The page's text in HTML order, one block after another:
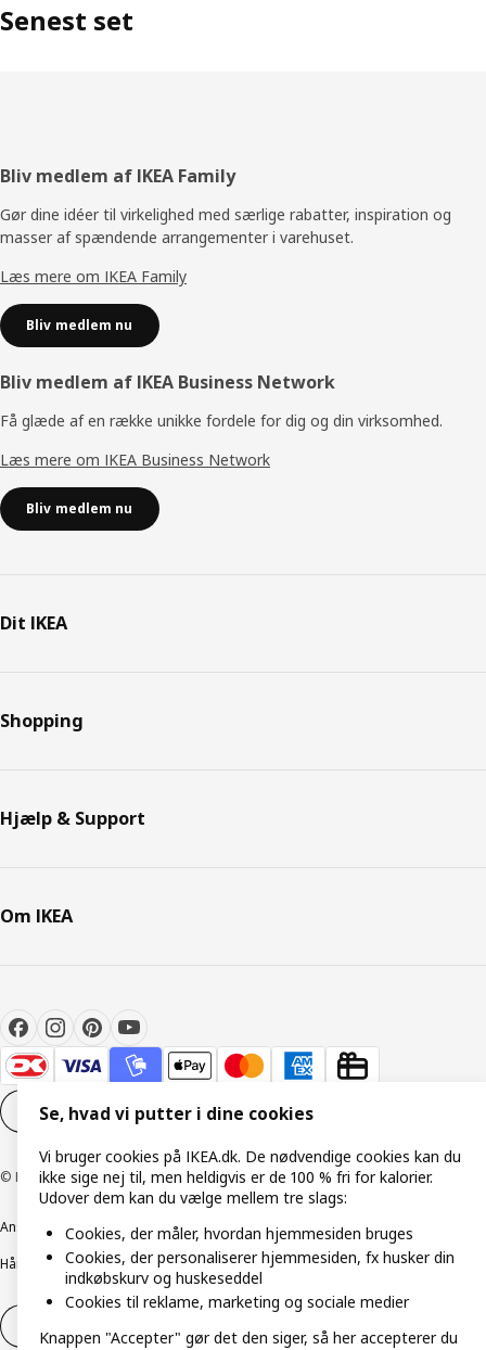
Senest set
Footer
Bliv medlem af IKEA Family
Gør dine idéer til virkelighed med særlige rabatter, inspiration og
masser af spændende arrangementer i varehuset.
Læs mere om IKEA Family
Bliv medlem nu
Bliv medlem af IKEA Business Network
Få glæde af en række unikke fordele for dig og din virksomhed.
Læs mere om IKEA Business Network
Bliv medlem nu
Dit IKEA
Shopping
Hjælp & Support
Om IKEA
Cookieindstillinger DA
© Inter IKEA Systems B.V. 1999-2026
Ansvarlig rapporteringCookiepolitikDigital tilgængelighed
Håndtering af persondataSalgs- og leveringsbetingelser
Fortryd dit køb af service
Se, hvad vi putter i dine cookies
Vi bruger cookies på IKEA.dk. De nødvendige cookies kan du
ikke sige nej til, men heldigvis er de 100 % fri for kalorier.
Udover dem kan du vælge mellem tre slags:
Cookies, der måler, hvordan hjemmesiden bruges
Cookies, der personaliserer hjemmesiden, fx husker din
indkøbskurv og huskeseddel
Cookies til reklame, marketing og sociale medier
Knappen "Accepter" gør det den siger, så her accepterer du